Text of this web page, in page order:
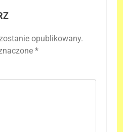
opublikowany.
*